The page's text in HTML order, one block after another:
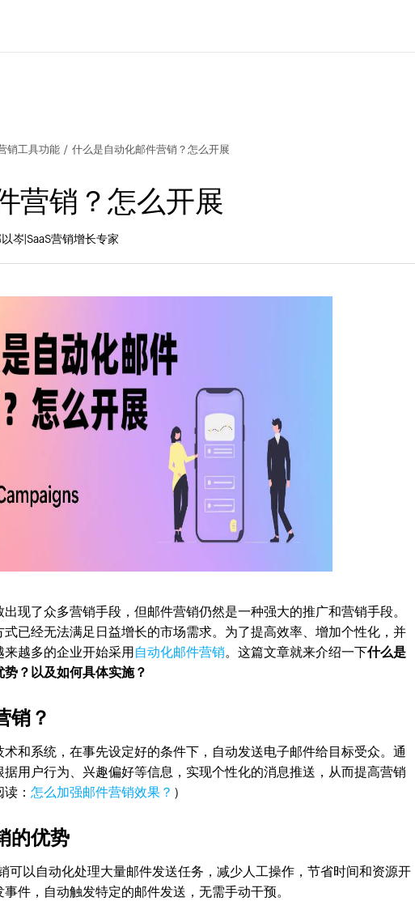
销工具功能 / 什么是自动化邮件营销？怎么开展
营销？怎么开展
岑|SaaS营销增长专家
现了众多营销手段，但邮件营销仍然是一种强大的推广和营销手段。
已经无法满足日益增长的市场需求。为了提高效率、增加个性化，并
越多的企业开始采用自动化邮件营销。这篇文章就来介绍一下什么是
？以及如何具体实施？
销？
术和系统，在事先设定好的条件下，自动发送电子邮件给目标受众。通
用户行为、兴趣偏好等信息，实现个性化的消息推送，从而提高营销
读：怎么加强邮件营销效果？ ）
的优势
可以自动化处理大量邮件发送任务，减少人工操作，节省时间和资源开
件，自动触发特定的邮件发送，无需手动干预。